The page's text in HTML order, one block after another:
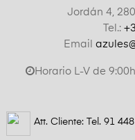
Jordán 4,
Tel.:
Email
Horario L-V de
Att. Cliente: Tel. 91